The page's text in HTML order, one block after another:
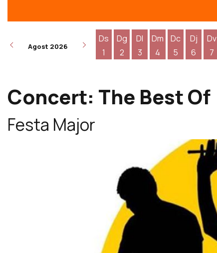
Agost 2026
Ds
1
Dg
2
Dl
3
Dm
4
Dc
5
Dj
6
Dv
7
Concert: The Best Of
Festa Major